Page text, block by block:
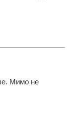
Мимо не